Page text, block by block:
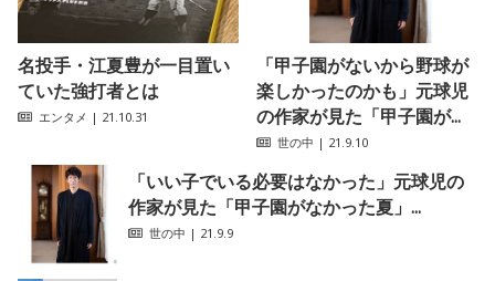
名投手・江夏豊が一目置い
ていた強打者とは
エンタメ | 21.10.31
「甲子園がないから野球が
楽しかったのかも」元球児
の作家が見た「甲子園が...
世の中 | 21.9.10
「いい子でいる必要はなかった」元球児の
作家が見た「甲子園がなかった夏」...
世の中 | 21.9.9